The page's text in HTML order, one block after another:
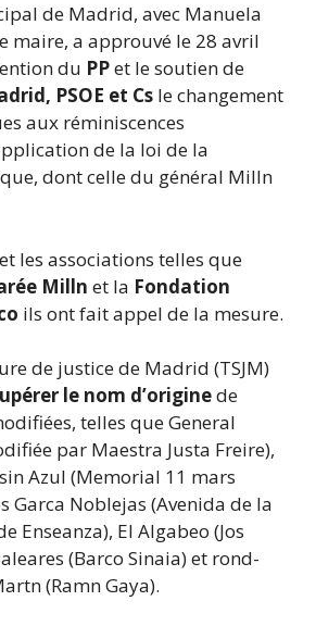
de Madrid, avec Manuela
maire, a approuvé le 28 avril
du PPet le soutien de
PSOE et Cs le changement
aux réminiscences
de la loi de la
dont celle du général Milln
les associations telles que
Milln et la Fondation
ils ont fait appel de la mesure.
de justice de Madrid (TSJM)
le nom d’originede
telles que General
par Maestra Justa Freire),
Azul (Memorial 11 mars
Garca Noblejas (Avenida de la
Enseanza), El Algabeo (Jos
(Barco Sinaia) et rond-
(Ramn Gaya).